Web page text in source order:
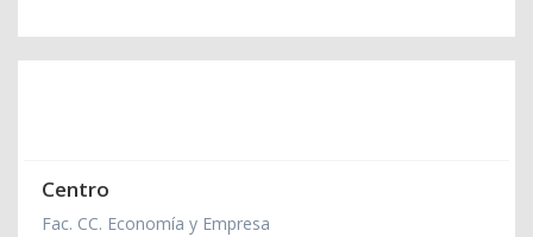
Centro
Fac. CC. Economía y Empresa